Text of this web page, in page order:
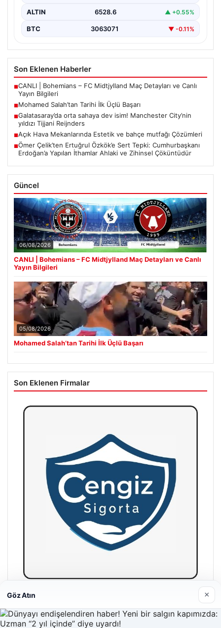
ALTIN 6528.6 ▲ +0.55%
BTC 3063071 ▼ -0.11%
Son Eklenen Haberler
■CANLI | Bohemians – FC Midtjylland Maç Detayları ve Canlı
Yayın Bilgileri
■Mohamed Salah’tan Tarihi İlk Üçlü Başarı
■Galatasaray’da orta sahaya dev isim! Manchester City’nin
yıldızı Tijjani Reijnders
■Açık Hava Mekanlarında Estetik ve bahçe mutfağı Çözümleri
■Ömer Çelik’ten Ertuğrul Özkök’e Sert Tepki: Cumhurbaşkanı
Erdoğan’a Yapılan İthamlar Ahlaki ve Zihinsel Çöküntüdür
Güncel
06/08/2026
CANLI | Bohemians – FC Midtjylland Maç Detayları ve Canlı
Yayın Bilgileri
05/08/2026
Mohamed Salah’tan Tarihi İlk Üçlü Başarı
Son Eklenen Firmalar
Hastaş Beton
26/05/2026
Göz Atın ×